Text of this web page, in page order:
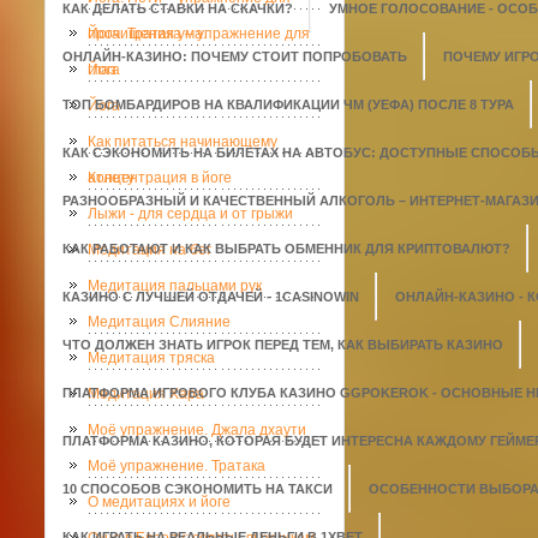
КАК ДЕЛАТЬ СТАВКИ НА СКАЧКИ? УМНОЕ ГОЛОСОВАНИЕ -
ОНЛАЙН-КАЗИНО: ПОЧЕМУ СТОИТ ПОПРОБОВАТЬ ПОЧЕМУ
ТОП БОМБАРДИРОВ НА КВАЛИФИКАЦИИ ЧМ (УЕФА) ПОСЛЕ 8 ТУРА
КАК СЭКОНОМИТЬ НА БИЛЕТАХ НА АВТОБУС: ДОСТУПНЫЕ
РАЗНООБРАЗНЫЙ И КАЧЕСТВЕННЫЙ АЛКОГОЛЬ – ИНТЕРНЕТ-
КАК РАБОТАЮТ И КАК ВЫБРАТЬ ОБМЕННИК ДЛЯ КРИПТОВАЛЮТ?
КАЗИНО С ЛУЧШЕЙ ОТДАЧЕЙ - 1СASINOWIN ОНЛАЙН-КАЗИНО -
ЧТО ДОЛЖЕН ЗНАТЬ ИГРОК ПЕРЕД ТЕМ, КАК ВЫБИРАТЬ КАЗИНО
ПЛАТФОРМА ИГРОВОГО КЛУБА КАЗИНО GGPOKEROK -
ПЛАТФОРМА КАЗИНО, КОТОРАЯ БУДЕТ ИНТЕРЕСНА КАЖДОМУ
10 СПОСОБОВ СЭКОНОМИТЬ НА ТАКСИ ОСОБЕННОСТИ
прочищения ума.
Йога. Тратака – упражнение для
глаз
Йога
Йога
Как питаться начинающему
атлету
Концентрация в йоге
Лыжи - для сердца и от грыжи
Медитация на бег
Медитация пальцами рук
Медитация Слияние
Медитация тряска
Медитация Хара
Моё упражнение. Джала дхаути
Моё упражнение. Тратака
О медитациях и йоге